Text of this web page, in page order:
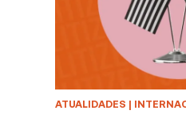
ATUALIDADES |